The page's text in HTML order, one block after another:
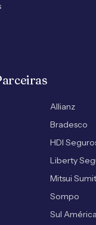
Allianz
Bradesco
HDI
Liberty
Mitsui
Sompo
Sul América